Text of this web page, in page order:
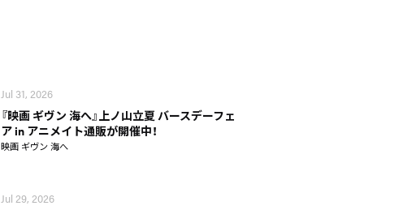
Jul 31, 2026
『映画 ギヴン 海へ』上ノ山立夏 バースデーフェ
ア in アニメイト通販が開催中！
映画 ギヴン 海へ
Jul 29, 2026